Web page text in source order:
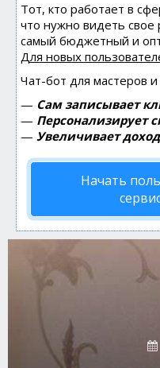
Тот, кто работает в
что нужно видеть свое
самый бюджетный и
Для новых
Чат-бот для мастеров
— Сам записывает
— Персонализирует
— Увеличивает
Начать